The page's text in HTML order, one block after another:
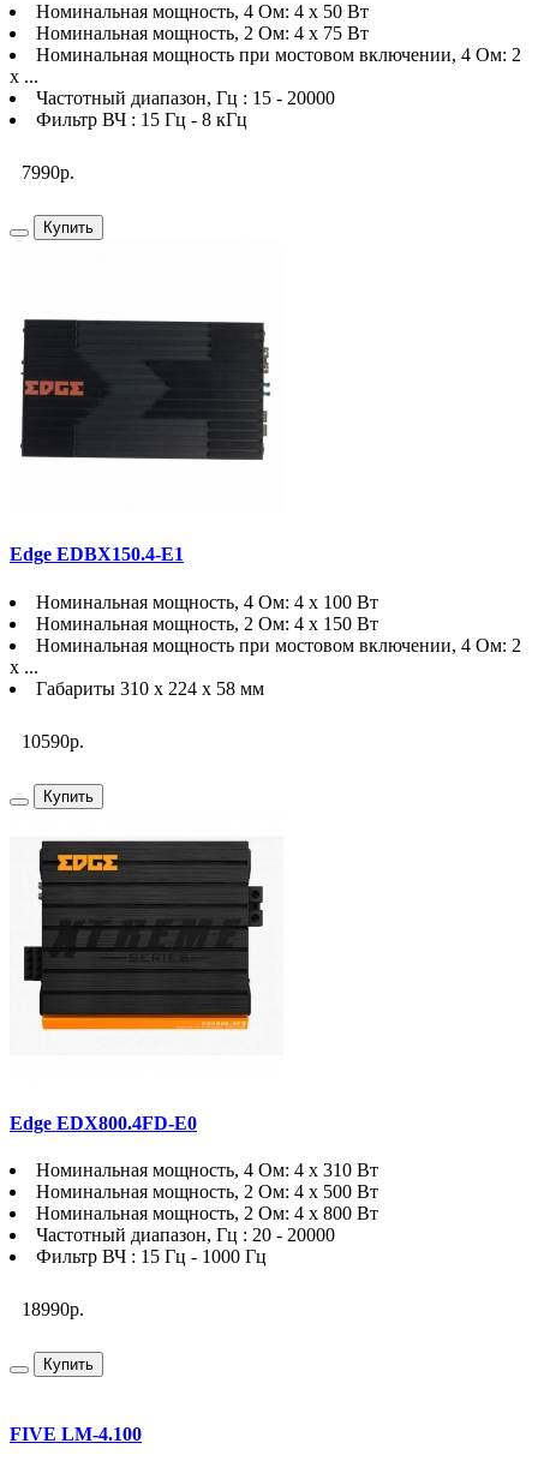
Номинальная мощность, 4 Ом: 4 х 50 Вт
Номинальная мощность, 2 Ом: 4 х 75 Вт
Номинальная мощность при мостовом включении, 4 Ом: 2
x ...
Частотный диапазон, Гц : 15 - 20000
Фильтр ВЧ : 15 Гц - 8 кГц
7990р.
Купить
Edge EDBX150.4-E1
Номинальная мощность, 4 Ом: 4 х 100 Вт
Номинальная мощность, 2 Ом: 4 х 150 Вт
Номинальная мощность при мостовом включении, 4 Ом: 2
x ...
Габариты 310 х 224 х 58 мм
10590р.
Купить
Edge EDX800.4FD-E0
Номинальная мощность, 4 Ом: 4 х 310 Вт
Номинальная мощность, 2 Ом: 4 х 500 Вт
Номинальная мощность, 2 Ом: 4 х 800 Вт
Частотный диапазон, Гц : 20 - 20000
Фильтр ВЧ : 15 Гц - 1000 Гц
18990р.
Купить
FIVE LM-4.100